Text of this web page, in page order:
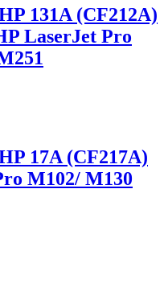
131A (CF212A)
LaserJet Pro
17A (CF217A)
M102/ M130